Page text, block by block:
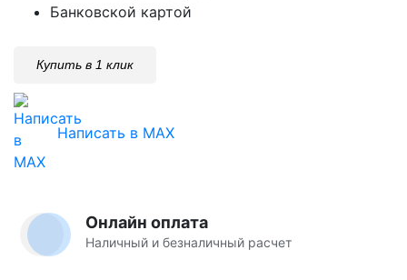
Банковской картой
Купить в 1 клик
Написать в MAX
Онлайн оплата
Наличный и безналичный расчет